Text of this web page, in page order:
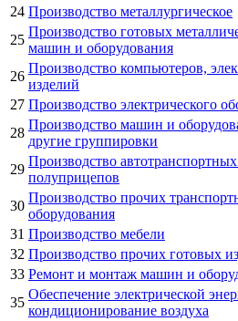
24 Производство металлургическое
25
Производство готовых
машин и оборудования
26
Производство компьютеров,
изделий
27 Производство электрического
28
Производство машин и
другие группировки
29
Производство
полуприцепов
30
Производство прочих
оборудования
31 Производство мебели
32 Производство прочих готовых
33 Ремонт и монтаж машин и
35
Обеспечение электрической
кондиционирование воздуха